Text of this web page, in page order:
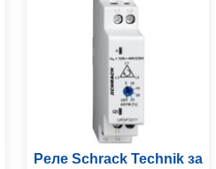
Реле Schrack Technik за